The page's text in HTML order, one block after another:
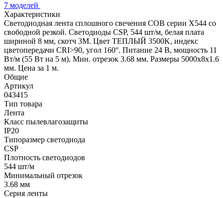
7 моделей
Характеристики
Светодиодная лента сплошного свечения COB серии X544 со
свободной резкой. Светодиоды CSP, 544 шт/м, белая плата
шириной 8 мм, скотч 3M. Цвет ТЕПЛЫЙ 3500K, индекс
цветопередачи CRI>90, угол 160°. Питание 24 В, мощность 11
Вт/м (55 Вт на 5 м). Мин. отрезок 3.68 мм. Размеры 5000х8х1.6
мм. Цена за 1 м.
Общие
Артикул
043415
Тип товара
Лента
Класс пылевлагозащиты
IP20
Типоразмер светодиода
CSP
Плотность светодиодов
544 шт/м
Минимальный отрезок
3.68 мм
Серия ленты